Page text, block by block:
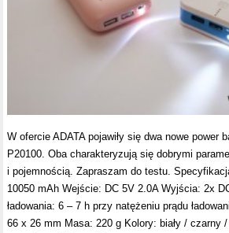
W ofercie ADATA pojawiły się dwa nowe power
P20100. Oba charakteryzują się dobrymi
i pojemnością. Zapraszam do testu.
10050 mAh Wejście: DC 5V 2.0A Wyjścia: 2x
ładowania: 6 – 7 h przy natężeniu prądu
66 x 26 mm Masa: 220 g Kolory: biały / czarny